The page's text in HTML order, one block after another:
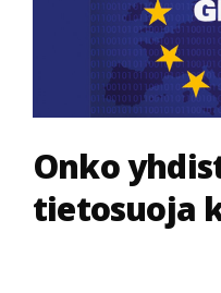
Onko
tietosuoja